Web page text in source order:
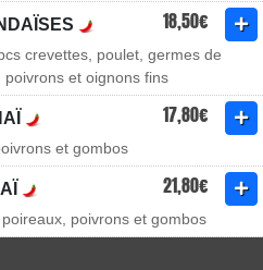
18,50€
crevettes, poulet, germes de
et oignons fins
17,80€
et gombos
21,80€
poivrons et gombos